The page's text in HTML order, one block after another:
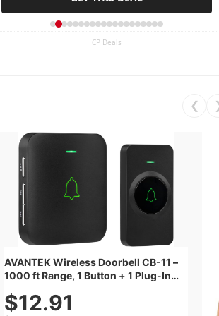
CP Deals
❮
AVANTEK Wireless Doorbell CB-11 –
1000 ft Range, 1 Button + 1 Plug-In
52 Chimes, Waterproof, 3-Year
$12.91